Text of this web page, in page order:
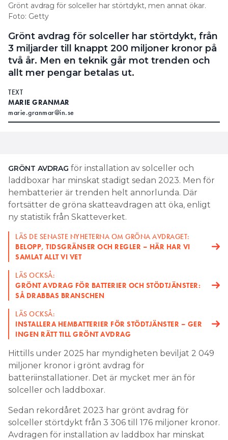
Grönt avdrag för solceller har störtdykt, men annat ökar.
Foto: Getty
Grönt avdrag för solceller har störtdykt, från
3 miljarder till knappt 200 miljoner kronor på
två år. Men en teknik går mot trenden och
allt mer pengar betalas ut.
TEXT
MARIE GRANMAR
marie.granmar@in.se
GRÖNT AVDRAG för installation av solceller och
laddboxar har minskat stadigt sedan 2023. Men för
hembatterier är trenden helt annorlunda. Där
fortsätter de gröna skatteavdragen att öka, enligt
ny statistik från Skatteverket.
LÄS DE SENASTE NYHETERNA OM GRÖNA AVDRAGET:
BELOPP, TIDSGRÄNSER OCH REGLER – HÄR HAR VI
SAMLAT ALLT VI VET
LÄS OCKSÅ:
GRÖNT AVDRAG FÖR BATTERIER OCH STÖDTJÄNSTER:
SÅ DRABBAS BRANSCHEN
LÄS OCKSÅ:
INSTALLERA HEMBATTERIER FÖR STÖDTJÄNSTER – GER
INGEN RÄTT TILL GRÖNT AVDRAG
Hittills under 2025 har myndigheten beviljat 2 049
miljoner kronor i grönt avdrag för
batteriinstallationer. Det är mycket mer än för
solceller och laddboxar.
Sedan rekordåret 2023 har grönt avdrag för
solceller störtdykt från 3 306 till 176 miljoner kronor.
Avdragen för installation av laddbox har minskat